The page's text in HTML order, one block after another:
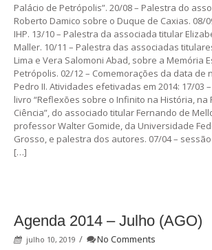
Palácio de Petrópolis”. 20/08 – Palestra do
Roberto Damico sobre o Duque de Caxias. 08/
IHP. 13/10 – Palestra da associada titular
Maller. 10/11 – Palestra das associadas
Lima e Vera Salomoni Abad, sobre a Memória
Petrópolis. 02/12 – Comemorações da data de
Pedro II. Atividades efetivadas em 2014: 17/03
livro “Reflexões sobre o Infinito na História, na
Ciência”, do associado titular Fernando de
professor Walter Gomide, da Universidade
Grosso, e palestra dos autores. 07/04 –
[…]
Agenda 2014 – Julho (AGO)
julho 10, 2019 /
No Comments